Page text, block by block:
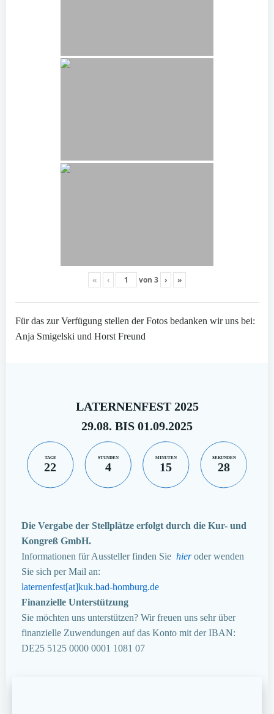
« ‹ von 3 › »
Für das zur Verfügung stellen der Fotos bedanken wir uns bei:
Anja Smigelski und Horst Freund
LATERNENFEST 2025
29.08. BIS 01.09.2025
TAGE
22
STUNDEN
4
MINUTEN
15
SEKUNDEN
28
Die Vergabe der Stellplätze erfolgt durch die Kur- und
Kongreß GmbH.
Informationen für Aussteller finden Sie hieroder wenden
Sie sich per Mail an:
laternenfest[at]kuk.bad-homburg.de
Finanzielle Unterstützung
Sie möchten uns unterstützen? Wir freuen uns sehr über
finanzielle Zuwendungen auf das Konto mit der IBAN:
DE25 5125 0000 0001 1081 07